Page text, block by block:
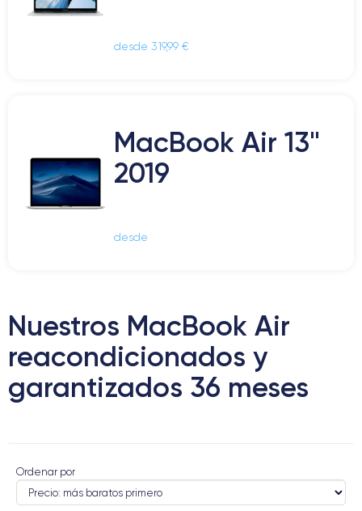
desde 319,99 €
MacBook Air 13"
2019
desde
Nuestros MacBook Air
reacondicionados y
garantizados 36 meses
Ordenar por